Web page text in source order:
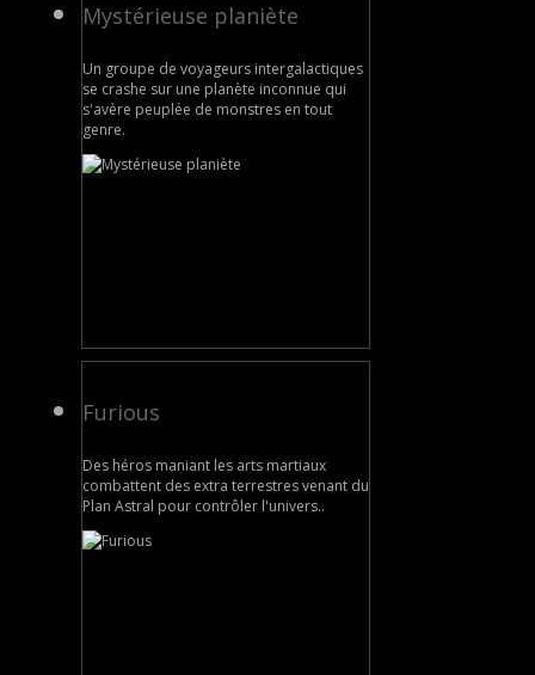
Mystérieuse planiète
Un groupe de voyageurs intergalactiques
se crashe sur une planète inconnue qui
s'avère peuplée de monstres en tout
genre.
Furious
Des héros maniant les arts martiaux
combattent des extra terrestres venant du
Plan Astral pour contrôler l'univers..